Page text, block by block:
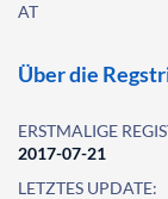
AT
Über die
ERSTMALIGE
2017-07-21
LETZTES UPDATE: